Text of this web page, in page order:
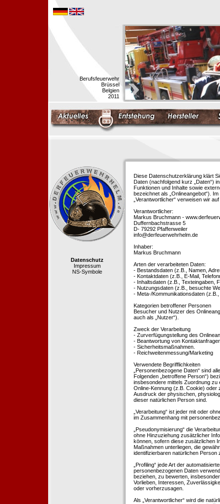
Berufsfeuerwehr
Brüssel
Belgien
2011
Datenschutz
Impressum
NS-Symbole
Diese Datenschutzerklärung klärt
Daten (nachfolgend kurz „Daten“)
Funktionen und Inhalte sowie
bezeichnet als „Onlineangebot“).
„Verantwortlicher“ verweisen wir
Verantwortlicher:
Markus Bruchmann -
Duffernbachstrasse 5
D- 79292 Pfaffenweiler
info@derfeuerwehrhelm.de
Inhaber:
Markus Bruchmann
Arten der verarbeiteten Daten:
- Bestandsdaten (z.B., Namen,
- Kontaktdaten (z.B., E-Mail,
- Inhaltsdaten (z.B., Texteingaben,
- Nutzungsdaten (z.B., besuchte
- Meta-/Kommunikationsdaten
Kategorien betroffener Personen
Besucher und Nutzer des
auch als „Nutzer“).
Zweck der Verarbeitung
- Zurverfügungstellung des
- Beantwortung von
- Sicherheitsmaßnahmen.
- Reichweitenmessung/Marketing
Verwendete Begrifflichkeiten
„Personenbezogene Daten“ sind
Folgenden „betroffene Person“)
insbesondere mittels Zuordnung zu
Online-Kennung (z.B. Cookie) oder
Ausdruck der physischen,
dieser natürlichen Person sind.
„Verarbeitung“ ist jeder mit oder
im Zusammenhang mit
„Pseudonymisierung“ die
ohne Hinzuziehung zusätzlicher
können, sofern diese zusätzlichen
Maßnahmen unterliegen, die
identifizierbaren natürlichen Person
„Profiling“ jede Art der
personenbezogenen Daten
beziehen, zu bewerten,
Vorlieben, Interessen,
oder vorherzusagen.
Als „Verantwortlicher“ wird die